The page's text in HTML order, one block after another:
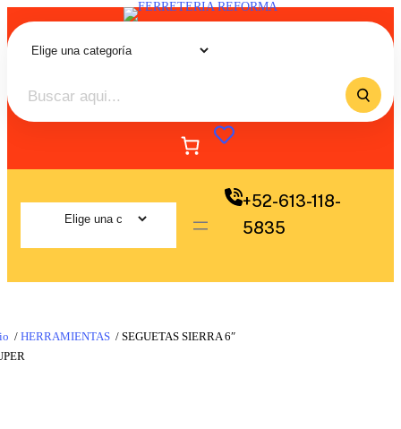
+52-613-118-
5835
/ HERRAMIENTAS / SEGUETAS SIERRA 6″